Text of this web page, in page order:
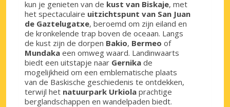
kun je genieten van de kust van Biskaje, met
het spectaculaire uitzichtspunt van San Juan
de Gaztelugatxe, beroemd om zijn eiland en
de kronkelende trap boven de oceaan. Langs
de kust zijn de dorpen Bakio, Bermeo of
Mundaka een omweg waard. Landinwaarts
biedt een uitstapje naar Gernika de
mogelijkheid om een emblematische plaats
van de Baskische geschiedenis te ontdekken,
terwijl het natuurpark Urkiola prachtige
berglandschappen en wandelpaden biedt.